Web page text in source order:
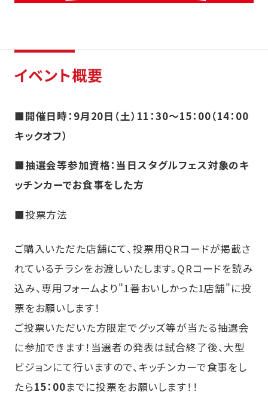
イベント概要
■開催日時：9月20日（土）11：30～15：00（14：00
キックオフ）
■抽選会等参加資格：当日スタグルフェス対象のキ
ッチンカーでお食事をした方
■投票方法
ご購入いただた店舗にて、投票用QRコードが掲載さ
れているチラシをお渡しいたします。QRコードを読み
込み、専用フォームより"1番おいしかった1店舗"に投
票をお願いします！
ご投票いただいた方限定でグッズ等が当たる抽選会
に参加できます！当選者の発表は試合終了後、大型
ビジョンにて行いますので、キッチンカーで食事をし
たら15：00までに投票をお願いします！！